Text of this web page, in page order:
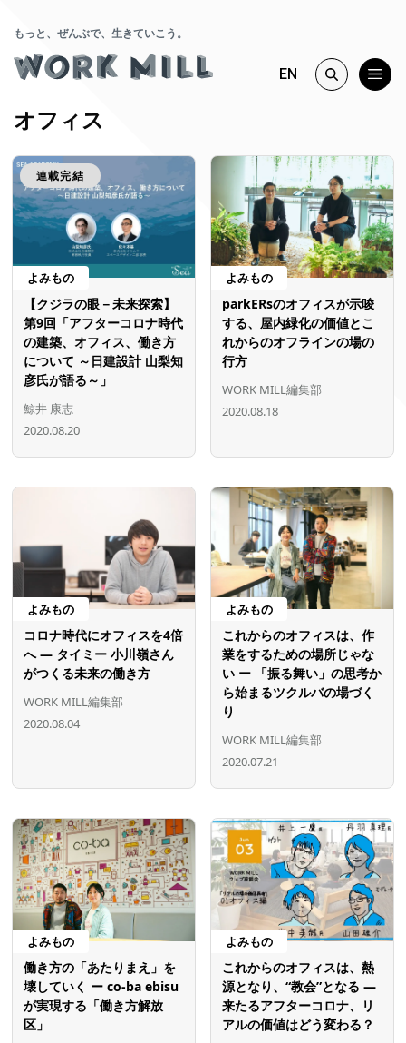
もっと、ぜんぶで、生きていこう。
EN
オフィス
連載完結
よみもの
【クジラの眼－未来探索】
第9回「アフターコロナ時代
の建築、オフィス、働き方
について ～日建設計 山梨知
彦氏が語る～」
鯨井 康志
2020.08.20
よみもの
parkERsのオフィスが示唆
する、屋内緑化の価値とこ
れからのオフラインの場の
行方
WORK MILL編集部
2020.08.18
よみもの
コロナ時代にオフィスを4倍
へ ― タイミー 小川嶺さん
がつくる未来の働き方
WORK MILL編集部
2020.08.04
よみもの
これからのオフィスは、作
業をするための場所じゃな
い ー 「振る舞い」の思考か
ら始まるツクルバの場づく
り
WORK MILL編集部
2020.07.21
よみもの
働き方の「あたりまえ」を
壊していく ー co-ba ebisu
が実現する「働き方解放
区」
よみもの
これからのオフィスは、熱
源となり、“教会”となる ―
来たるアフターコロナ、リ
アルの価値はどう変わる？